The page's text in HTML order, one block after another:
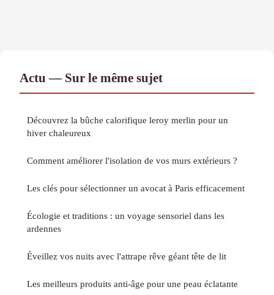
Actu — Sur le même sujet
Découvrez la bûche calorifique leroy merlin pour un
hiver chaleureux
Comment améliorer l'isolation de vos murs extérieurs ?
Les clés pour sélectionner un avocat à Paris efficacement
Écologie et traditions : un voyage sensoriel dans les
ardennes
Éveillez vos nuits avec l'attrape rêve géant tête de lit
Les meilleurs produits anti-âge pour une peau éclatante